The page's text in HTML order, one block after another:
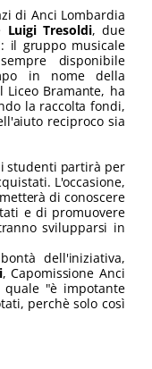
di Anci Lombardia
Luigi Tresoldi, due
il gruppo musicale
disponibile
in nome della
Liceo Bramante, ha
la raccolta fondi,
reciproco sia
studenti partirà per
L'occasione,
di conoscere
e di promuovere
svilupparsi in
dell'iniziativa,
, Capomissione Anci
"è impotante
perchè solo così